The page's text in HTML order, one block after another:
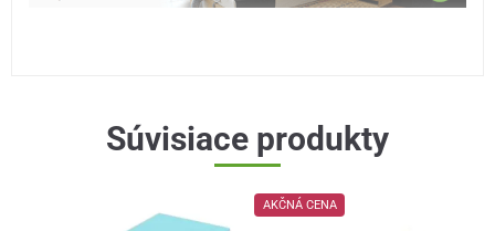
Súvisiace produkty
AKČNÁ CENA